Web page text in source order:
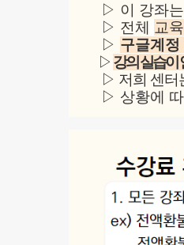
▷ 이 강좌는
▷ 전체 교
▷ 구글계
▷ 강의 실습이
▷ 저희 센터
▷ 상황에